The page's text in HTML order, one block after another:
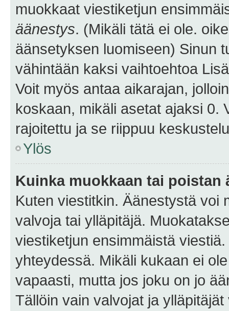
muokkaat viestiketjun
äänestys. (Mikäli tätä ei ole.
äänsetyksen luomiseen) Sinun
vähintään kaksi vaihtoehtoa
Voit myös antaa aikarajan,
koskaan, mikäli asetat ajaksi 0.
rajoitettu ja se riippuu
Ylös
Kuinka muokkaan tai poistan
Kuten viestitkin. Äänestystä voi
valvoja tai ylläpitäjä.
viestiketjun ensimmäistä
yhteydessä. Mikäli kukaan ei
vapaasti, mutta jos joku on jo
Tällöin vain valvojat ja